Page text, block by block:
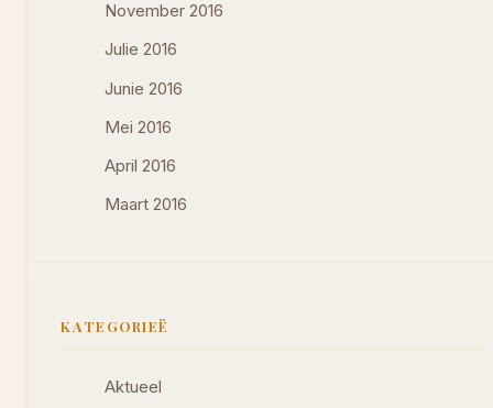
November 2016
Julie 2016
Junie 2016
Mei 2016
April 2016
Maart 2016
KATEGORIEË
Aktueel